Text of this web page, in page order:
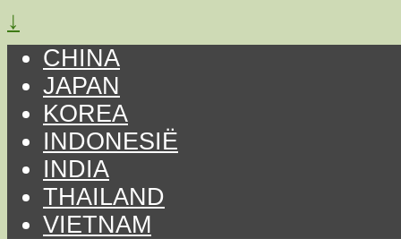
↓
CHINA
JAPAN
KOREA
INDONESIË
INDIA
THAILAND
VIETNAM